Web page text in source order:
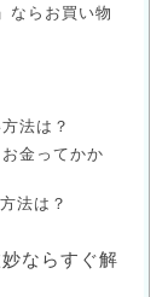
らお買い物
法は？
金ってかか
法は？
ならすぐ解